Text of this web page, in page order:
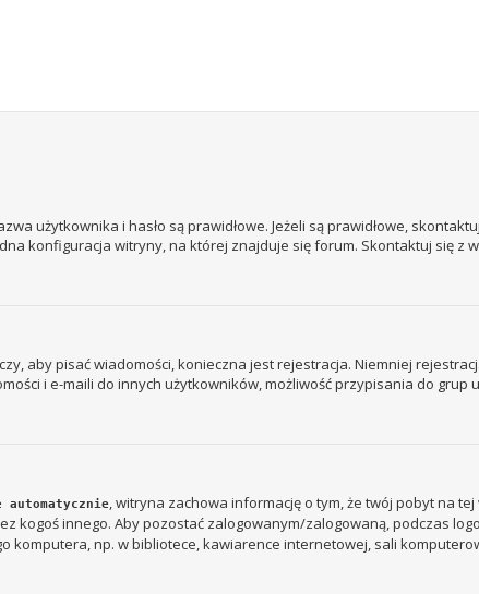
użytkownika i hasło są prawidłowe. Jeżeli są prawidłowe,
konfiguracja witryny, na której znajduje się forum. Skontaktuj się z
aby pisać wiadomości, konieczna jest rejestracja. Niemniej
i e-maili do innych użytkowników, możliwość przypisania do
automatycznie, witryna zachowa informację o tym, że twój pobyt na
kogoś innego. Aby pozostać zalogowanym/zalogowaną, podczas
np. w bibliotece, kawiarence internetowej, sali